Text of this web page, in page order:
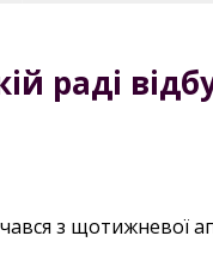
раді
з щотижневої